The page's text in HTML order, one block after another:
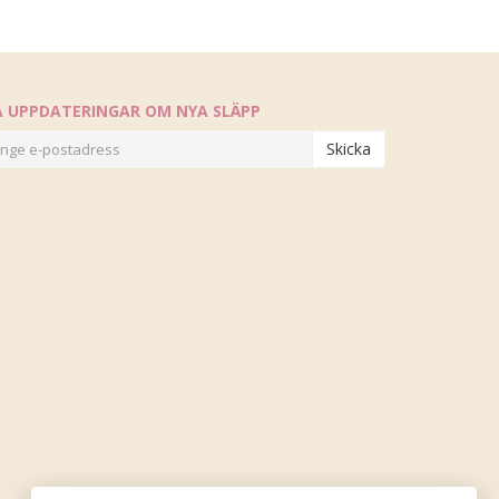
UPPDATERINGAR OM NYA SLÄPP
Skicka